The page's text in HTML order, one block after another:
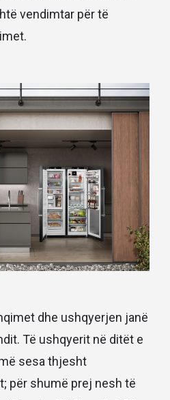
vendimtar për të
dhe ushqyerjen janë
Të ushqyerit në ditët e
sesa thjesht
për shumë prej nesh të